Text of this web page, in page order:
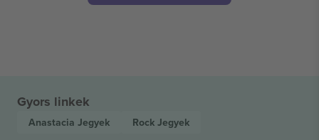
Gyors linkek
Anastacia Jegyek Rock Jegyek